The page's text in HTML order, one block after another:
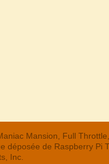
Mansion, Full
déposée de Raspberry Pi
Inc.